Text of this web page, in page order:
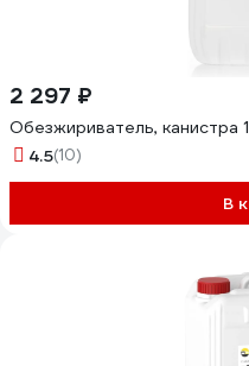
2 297 ₽
Обезжириватель,
4.5(10)
В